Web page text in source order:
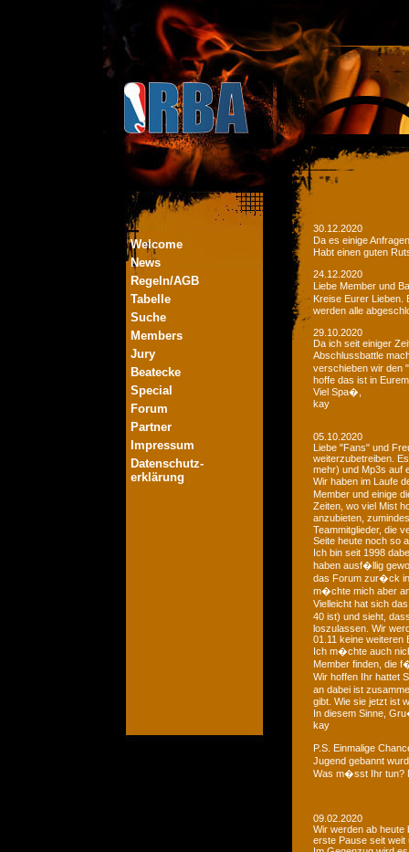
Welcome
News
Regeln/AGB
Tabelle
Suche
Members
Jury
Beatecke
Special
Forum
Partner
Impressum
Datenschutz-
erklärung
30.12.2020
Da es einige
Habt einen guten
24.12.2020
Liebe Member und
Kreise Eurer Lieben.
werden alle
29.10.2020
Da ich seit einiger
Abschlussbattle
verschieben wir den
hoffe das ist in
Viel Spa�,
kay
05.10.2020
Liebe "Fans" und
weiterzubetreiben.
mehr) und Mp3s auf
Wir haben im Laufe
Member und einige
Zeiten, wo viel Mist
anzubieten,
Teammitglieder, die
Seite heute noch so
Ich bin seit 1998
haben ausf�llig
das Forum zur�ck
m�chte mich aber
Vielleicht hat sich
40 ist) und sieht,
loszulassen. Wir
01.11 keine weiteren
Ich m�chte auch
Member finden, die
Wir hoffen Ihr hattet
an dabei ist
gibt. Wie sie jetzt ist
In diesem Sinne,
kay
P.S. Einmalige
Jugend gebannt
Was m�sst Ihr tun?
09.02.2020
Wir werden ab heute
erste Pause seit weit